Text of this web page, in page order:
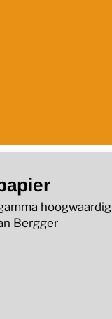
hoogwaardig
Bergger